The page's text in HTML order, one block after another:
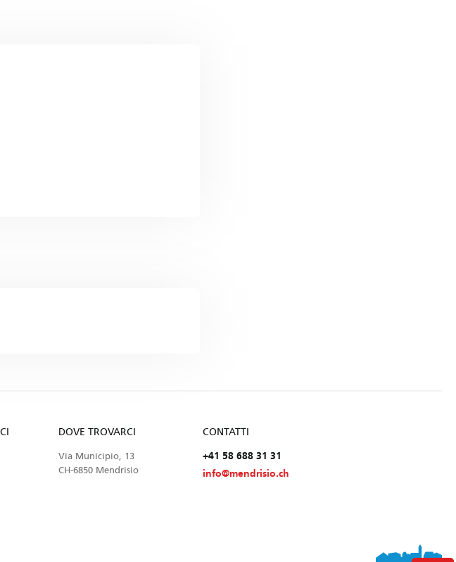
CONTATTI
+41 58 688 31 31
info@mendrisio.ch
DOVE TROVARCI
Via Municipio, 13
CH-6850 Mendrisio